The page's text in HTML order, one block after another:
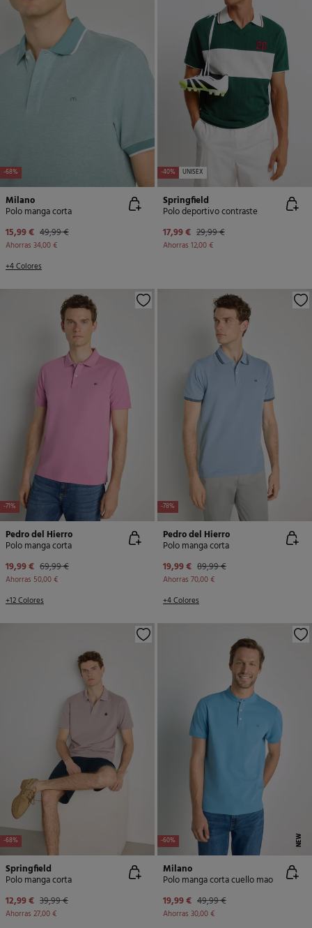
-68%
Milano
Polo manga corta
15,99 € 49,99 €
Ahorras 34,00 €
+4 Colores
-40% UNISEX
Springfield
Polo deportivo contraste
17,99 € 29,99 €
Ahorras 12,00 €
-71%
Pedro del Hierro
Polo manga corta
19,99 € 69,99 €
Ahorras 50,00 €
+12 Colores
-78%
Pedro del Hierro
Polo manga corta
19,99 € 89,99 €
Ahorras 70,00 €
+4 Colores
-68%
Springfield
Polo manga corta
12,99 € 39,99 €
Ahorras 27,00 €
-60% NEW
Milano
Polo manga corta cuello mao
19,99 € 49,99 €
Ahorras 30,00 €